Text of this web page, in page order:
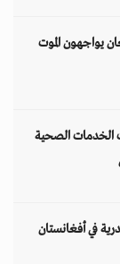
يواجهون الموت
الخدمات الصحية
في أفغانستان